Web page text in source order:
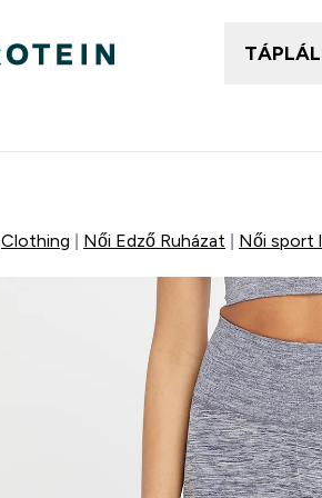
Clothing Női Edző Ruházat Női sport